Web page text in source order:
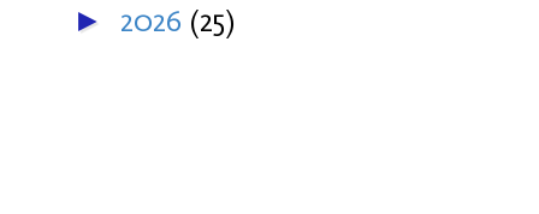
► 2026 (25)